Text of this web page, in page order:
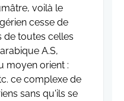
voilà le
cesse de
de toutes celles
A.S,
moyen orient :
ce complexe de
sans qu'ils se